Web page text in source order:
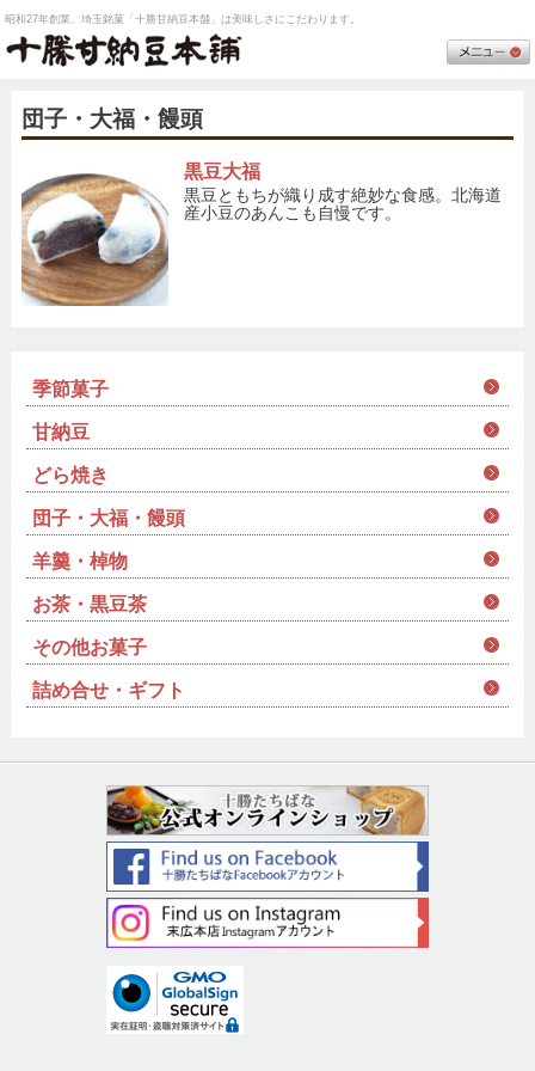
昭和27年創業、埼玉銘菓「十勝甘納豆本舗」は美味しさにこだわります。
団子・大福・饅頭
黒豆大福
黒豆ともちが織り成す絶妙な食感。北海道
産小豆のあんこも自慢です。
季節菓子
甘納豆
どら焼き
団子・大福・饅頭
羊羹・棹物
お茶・黒豆茶
その他お菓子
詰め合せ・ギフト